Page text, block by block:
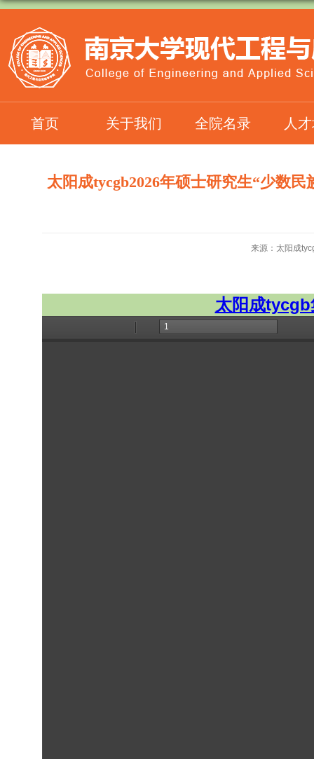
首页 关于我们 全院名录 人
太阳成tycgb2026年硕士研究生“少数
来源：太阳成